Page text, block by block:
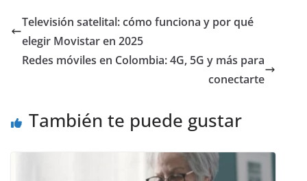
Televisión satelital: cómo funciona y por qué
elegir Movistar en 2025
Redes móviles en Colombia: 4G, 5G y más para
conectarte
También te puede gustar